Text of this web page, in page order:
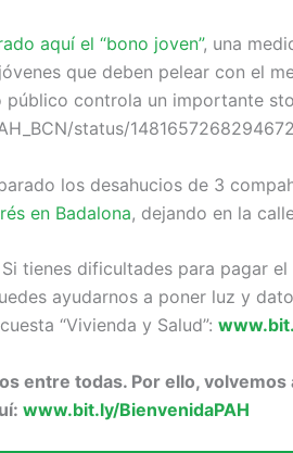
aquí el “bono joven”, una
que deben pelear con el
público controla un importante
status/
los desahucios de 3
en Badalona, dejando en la
Si tienes dificultades para pagar
ayudarnos a poner luz y
“Vivienda y Salud”:
entre todas. Por ello,
www.bit.ly/BienvenidaPAH